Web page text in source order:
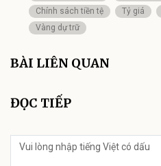
Chính sách tiền tệ
Tỷ giá
Vàng dự trữ
BÀI LIÊN QUAN
ĐỌC TIẾP